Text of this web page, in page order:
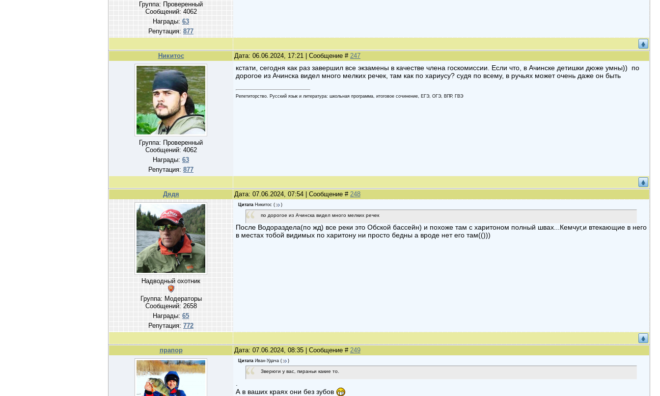
Группа: Проверенный
Сообщений: 4062
Награды: 63
Репутация: 877
Никитос Дата: 06.06.2024, 17:21 | Сообщение # 247
Группа: Проверенный
Сообщений: 4062
Награды: 63
Репутация: 877
кстати, сегодня как раз завершил все экзамены в качестве члена госкомиссии. Если что, в Ачинске детишки дюже умны)) по
дорогое из Ачинска видел много мелких речек, там как по хариусу? судя по всему, в ручьях может очень даже он быть
Репетиторство. Русский язык и литература: школьная программа, итоговое сочинение, ЕГЭ, ОГЭ, ВПР, ГВЭ
Дядя Дата: 07.06.2024, 07:54 | Сообщение # 248
Надводный охотник
Группа: Модераторы
Сообщений: 2658
Награды: 65
Репутация: 772
Цитата Никитос ( )
по дорогое из Ачинска видел много мелких речек
После Водораздела(по жд) все реки это Обской бассейн) и похоже там с харитоном полный швах...Кемчуг,и втекающие в него
в местах тобой видимых по харитону ни просто бедны а вроде нет его там(()))
прапор Дата: 07.06.2024, 08:35 | Сообщение # 249
Цитата Иван-Удача ( )
Зверюги у вас, пираньи какие то.
А в ваших краях они без зубов